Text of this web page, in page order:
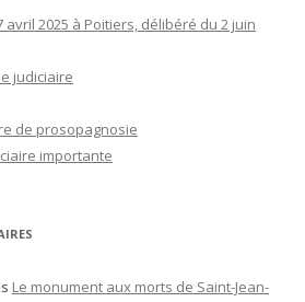
2025 à Poitiers, délibéré du 2 juin
judiciaire
de prosopagnosie
importante
Le monument aux morts de Saint-Jean-